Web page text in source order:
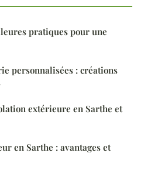
pratiques pour une
personnalisées : créations
extérieure en Sarthe et
en Sarthe : avantages et